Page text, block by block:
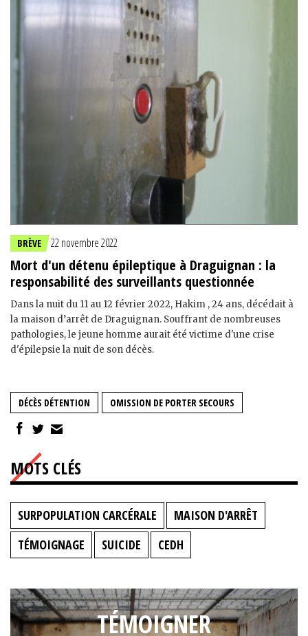
BRÈVE 22 novembre 2022
Mort d'un détenu épileptique à Draguignan : la
responsabilité des surveillants questionnée
Dans la nuit du 11 au 12 février 2022, Hakim , 24 ans, décédait à
la maison d’arrêt de Draguignan. Souffrant de nombreuses
pathologies, le jeune homme aurait été victime d'une crise
d'épilepsie la nuit de son décès.
DÉCÈS DÉTENTION OMISSION DE PORTER SECOURS
MOTS CLÉS
SURPOPULATION CARCÉRALE
MAISON D'ARRÊT
TÉMOIGNAGE
SUICIDE CEDH
TÉMOIGNER